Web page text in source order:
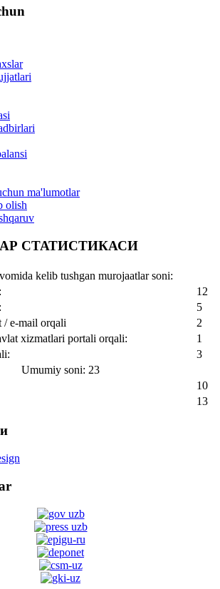
ma'lumotlar
olish
СТАТИСТИКАСИ
kelib tushgan murojaatlar soni:
12
5
/ e-mail orqali
2
xizmatlari portali orqali:
1
3
Umumiy soni: 23
10
13